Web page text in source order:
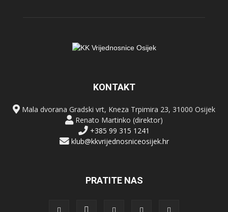
KONTAKT
Mala dvorana Gradski vrt, Kneza Trpimira 23, 31000 Osijek
Renato Martinko (direktor)
+385 99 315 1241
klub@kkvrijednosniceosijek.hr
PRATITE NAS